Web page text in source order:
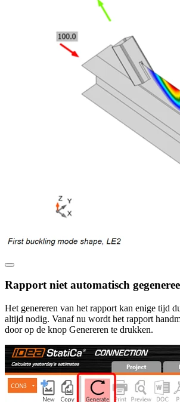
Rapport niet automatisch
Het genereren van het rapport kan enige tijd
altijd nodig. Vanaf nu wordt het rapport
door op de knop Genereren te drukken.